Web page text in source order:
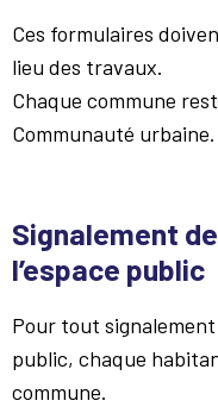
Ces formulaires
lieu des travaux.
Chaque commune
Communauté urbaine.
Signalement
l’espace public
Pour tout signalement
public, chaque
commune.